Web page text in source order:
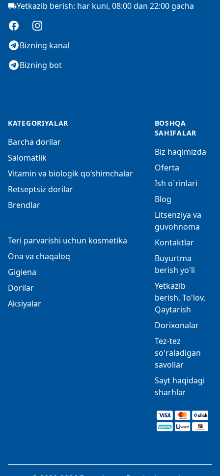
Yetkazib berish: har kuni, 08:00 dan 22:00 gacha
FacebookInstagram
Bizning kanal
Bizning bot
KATEGORIYALAR
Barcha dorilar
Salomatlik
Vitamin va biologik qo‘shimchalar
Retseptsiz dorilar
Brendlar
Teri parvarishi uchun kosmetika
Ona va chaqaloq
Gigiena
Dorilar
Aksiyalar
BOSHQA
SAHIFALAR
Biz haqimizda
Oferta
Ish o`rinlari
Blog
Litsenziya va
guvohnoma
Kontaktlar
Buyurtma
berish yo'li
Yetkazib
berish, To'lov,
Qaytarish
Dorixonalar
Tez-tez
so'raladigan
savollar
Sayt haqidagi
sharhlar